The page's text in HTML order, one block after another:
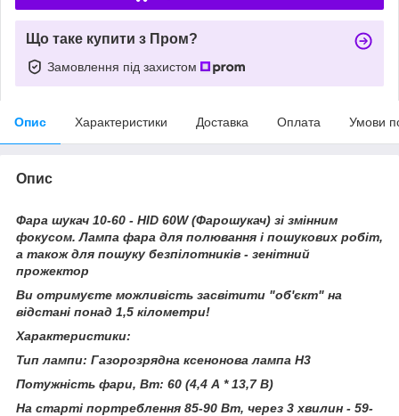
Що таке купити з Пром?
Замовлення під захистом
Опис Характеристики Доставка Оплата Умови
Опис
Фара шукач 10-60 - HID 60W (Фарошукач) зі змінним
фокусом. Лампа фара для полювання і пошукових робіт,
а також для пошуку безпілотників - зенітний
прожектор
Ви отримуєте можливість засвітити "об'єкт" на
відстані понад 1,5 кілометри!
Характеристики:
Тип лампи: Газорозрядна ксенонова лампа Н3
Потужність фари, Вт: 60 (4,4 А * 13,7 В)
На старті портреблення 85-90 Вт, через 3 хвилин - 59-